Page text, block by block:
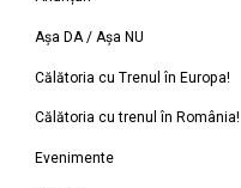
Așa DA / Așa NU
Călătoria cu Trenul în Europa!
Călătoria cu trenul în România!
Evenimente